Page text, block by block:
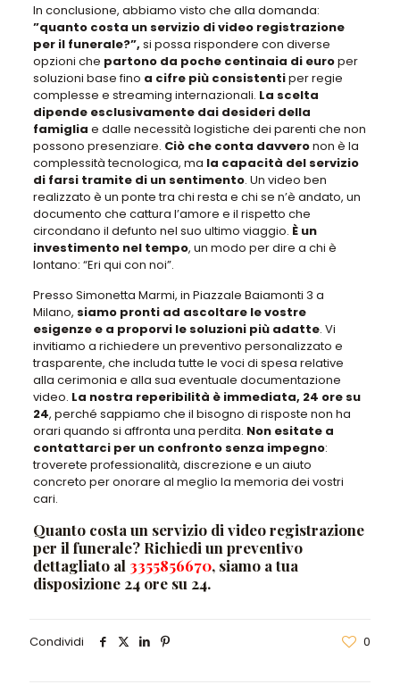
In conclusione, abbiamo visto che alla domanda:
”quanto costa un servizio di video registrazione
per il funerale?”, si possa rispondere con diverse
opzioni che partono da poche centinaia di europer
soluzioni base fino a cifre più consistentiper regie
complesse e streaming internazionali. La scelta
dipende esclusivamente dai desideri della
famiglia e dalle necessità logistiche dei parenti che non
possono presenziare. Ciò che conta davveronon è la
complessità tecnologica, ma la capacità del servizio
di farsi tramite di un sentimento. Un video ben
realizzato è un ponte tra chi resta e chi se n’è andato, un
documento che cattura l’amore e il rispetto che
circondano il defunto nel suo ultimo viaggio. È un
investimento nel tempo, un modo per dire a chi è
lontano: “Eri qui con noi”.
Presso Simonetta Marmi, in Piazzale Baiamonti 3 a
Milano, siamo pronti ad ascoltare le vostre
esigenze e a proporvi le soluzioni più adatte. Vi
invitiamo a richiedere un preventivo personalizzato e
trasparente, che includa tutte le voci di spesa relative
alla cerimonia e alla sua eventuale documentazione
video. La nostra reperibilità è immediata, 24 ore su
24, perché sappiamo che il bisogno di risposte non ha
orari quando si affronta una perdita. Non esitate a
contattarci per un confronto senza impegno:
troverete professionalità, discrezione e un aiuto
concreto per onorare al meglio la memoria dei vostri
cari.
Quanto costa un servizio di video registrazione
per il funerale? Richiedi un preventivo
dettagliato al 3355856670, siamo a tua
disposizione 24 ore su 24.
Condividi 0